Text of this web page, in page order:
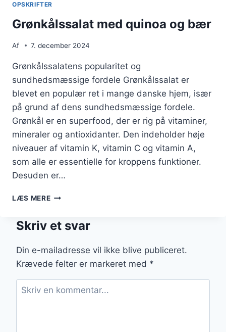
OPSKRIFTER
Grønkålssalat med quinoa og bær
Af 7. december 2024
Grønkålssalatens popularitet og
sundhedsmæssige fordele Grønkålssalat er
blevet en populær ret i mange danske hjem, især
på grund af dens sundhedsmæssige fordele.
Grønkål er en superfood, der er rig på vitaminer,
mineraler og antioxidanter. Den indeholder høje
niveauer af vitamin K, vitamin C og vitamin A,
som alle er essentielle for kroppens funktioner.
Desuden er…
LÆS MEREGRØNKÅLSSALAT
OG
Skriv et svar
Din e-mailadresse vil ikke blive publiceret.
Krævede felter er markeret med *